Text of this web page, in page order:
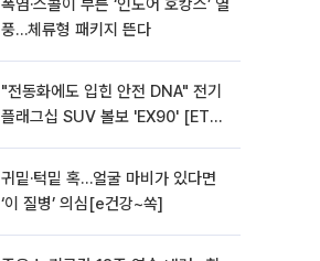
폭염·스콜이 부른 ‘인도어 호캉스’ 열
풍…체류형 패키지 뜬다
"전동화에도 입힌 안전 DNA" 전기
플래그십 SUV 볼보 'EX90' [ET의
귀밑·턱밑 혹…얼굴 마비가 있다면
‘이 질병’ 의심[e건강~쏙]